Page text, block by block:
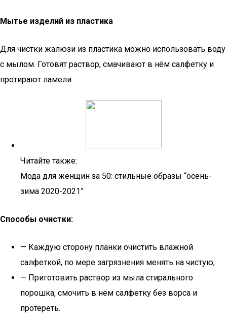
Мытье изделий из пластика
Для чистки жалюзи из пластика можно использовать воду
с мылом. Готовят раствор, смачивают в нём салфетку и
протирают ламели.
Читайте также:
Мода для женщин за 50: стильные образы “осень-
зима 2020-2021”
Способы очистки:
— Каждую сторону планки очистить влажной
салфеткой, по мере загрязнения менять на чистую;
— Приготовить раствор из мыла стирального
порошка, смочить в нём салфетку без ворса и
протереть.